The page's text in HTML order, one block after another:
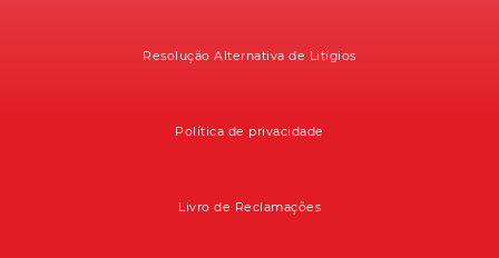
Resolução Alternativa de Litígios
Política de privacidade
Livro de Reclamações